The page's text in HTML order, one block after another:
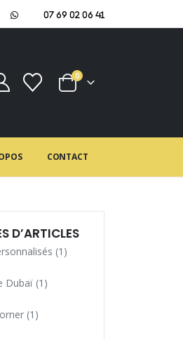
07 69 02 06 41
0
CONTACT
D’ARTICLES
(1)
Dubaï (1)
(1)